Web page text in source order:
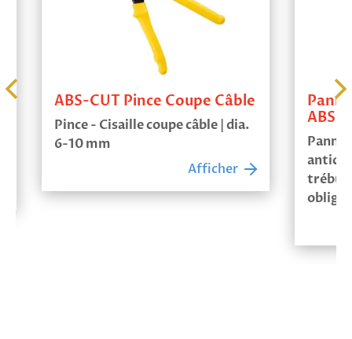
ABS-CUT Pince Coupe Câble
Pince - Cisaille coupe câble | dia.
6-10 mm
Afficher
ABS